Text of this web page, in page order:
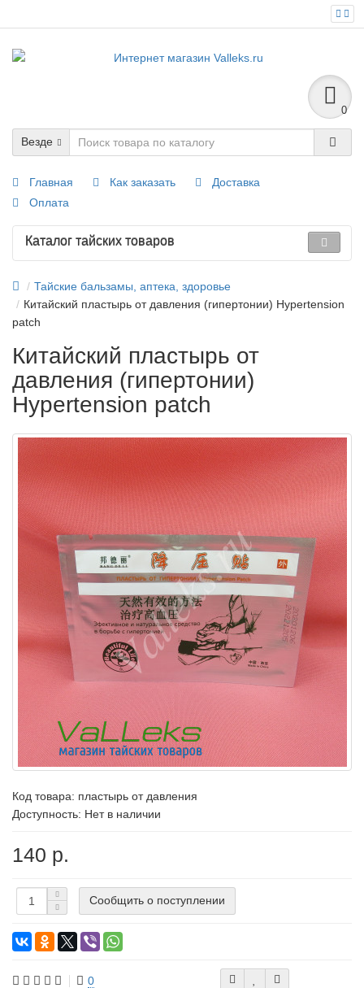
0
Везде
Главная Как заказать
Доставка
Оплата
Каталог тайских товаров
Тайские бальзамы, аптека, здоровье
Китайский пластырь от давления (гипертонии) Hypertension
patch
Китайский пластырь от
давления (гипертонии)
Hypertension patch
Код товара: пластырь от давления
Доступность: Нет в наличии
140 р.
Сообщить о поступлении
0